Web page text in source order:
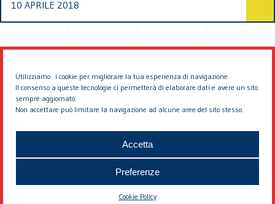
Utilizziamo i cookie per migliorare la tua esperienza di navigazione.
Il consenso a queste tecnologie ci permetterà di elaborare dati e avere un sito
sempre aggiornato.
Non accettare può limitare la navigazione ad alcune aree del sito stesso.
Accetta
Preferenze
Cookie Policy
10 APRILE 2018
© 2026 EDDYBURG